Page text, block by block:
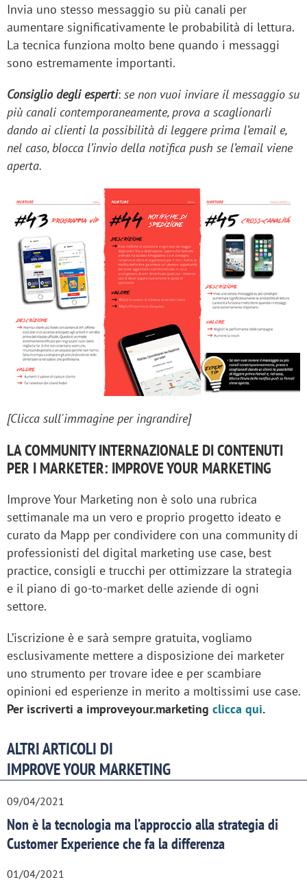
Invia uno stesso messaggio su più canali per
aumentare significativamente le probabilità di lettura.
La tecnica funziona molto bene quando i messaggi
sono estremamente importanti.
Consiglio degli esperti: se non vuoi inviare il messaggio su
più canali contemporaneamente, prova a scaglionarli
dando ai clienti la possibilità di leggere prima l’email e,
nel caso, blocca l’invio della notifica push se l’email viene
aperta.
[Clicca sull'immagine per ingrandire]
LA COMMUNITY INTERNAZIONALE DI CONTENUTI
PER I MARKETER: IMPROVE YOUR MARKETING
Improve Your Marketing non è solo una rubrica
settimanale ma un vero e proprio progetto ideato e
curato da Mapp per condividere con una community di
professionisti del digital marketing use case, best
practice, consigli e trucchi per ottimizzare la strategia
e il piano di go-to-market delle aziende di ogni
settore.
L’iscrizione è e sarà sempre gratuita, vogliamo
esclusivamente mettere a disposizione dei marketer
uno strumento per trovare idee e per scambiare
opinioni ed esperienze in merito a moltissimi use case.
Per iscriverti a improveyour.marketing clicca qui.
ALTRI ARTICOLI DI
IMPROVE YOUR MARKETING
09/04/2021
Non è la tecnologia ma l’approccio alla strategia di
Customer Experience che fa la differenza
01/04/2021